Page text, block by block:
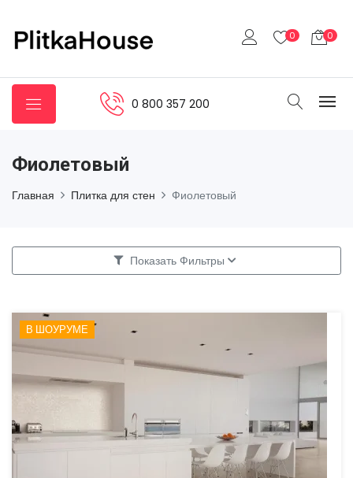
0 0
0 800 357 200
Фиолетовый
Главная Плитка для стен Фиолетовый
Показать Фильтры
В ШОУРУМЕ